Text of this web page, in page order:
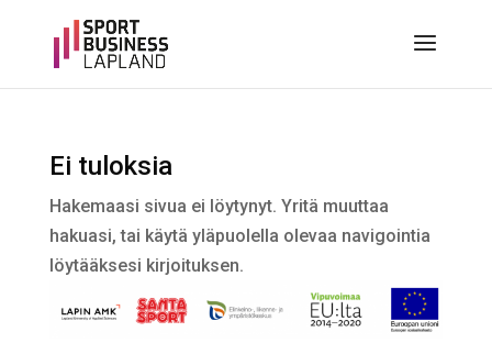
Ei tuloksia
Hakemaasi sivua ei löytynyt. Yritä muuttaa
hakuasi, tai käytä yläpuolella olevaa navigointia
löytääksesi kirjoituksen.